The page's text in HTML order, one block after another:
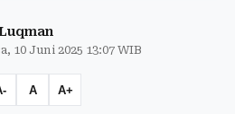
10 Juni 2025 13:07 WIB
A A+